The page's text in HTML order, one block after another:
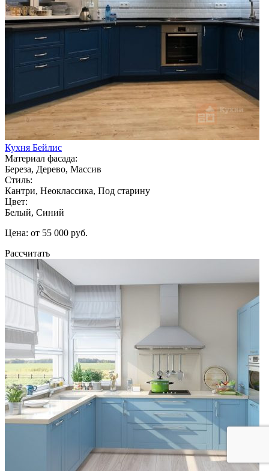
Кухня Бейлис
Материал фасада:
Береза, Дерево, Массив
Стиль:
Кантри, Неоклассика, Под старину
Цвет:
Белый, Синий
Цена: от 55 000 руб.
Рассчитать